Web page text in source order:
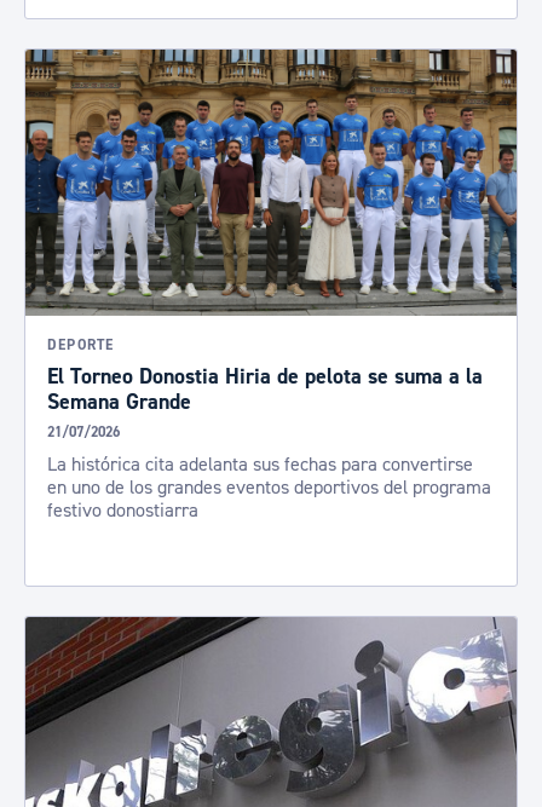
DEPORTE
El Torneo Donostia Hiria de pelota se suma a la
Semana Grande
21/07/2026
La histórica cita adelanta sus fechas para convertirse
en uno de los grandes eventos deportivos del programa
festivo donostiarra